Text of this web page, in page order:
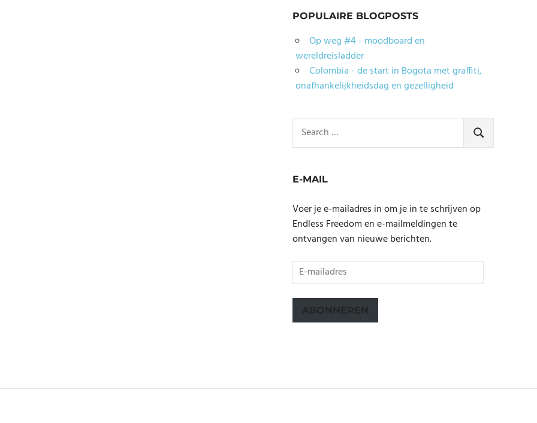
POPULAIRE BLOGPOSTS
Op weg #4 - moodboard en
wereldreisladder
Colombia - de start in Bogota met graffiti,
onafhankelijkheidsdag en gezelligheid
for:
SEARCH
E-MAIL
Voer je e-mailadres in om je in te schrijven op
Endless Freedom en e-mailmeldingen te
ontvangen van nieuwe berichten.
E-
mailadres
ABONNEREN